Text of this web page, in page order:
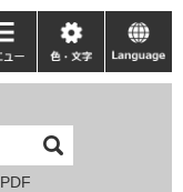
PDF
色・
文
language